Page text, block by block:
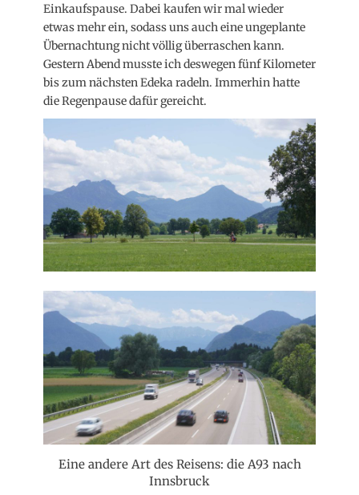
Einkaufspause. Dabei kaufen wir mal wieder
etwas mehr ein, sodass uns auch eine ungeplante
Übernachtung nicht völlig überraschen kann.
Gestern Abend musste ich deswegen fünf Kilometer
bis zum nächsten Edeka radeln. Immerhin hatte
die Regenpause dafür gereicht.
Eine andere Art des Reisens: die A93 nach
Innsbruck